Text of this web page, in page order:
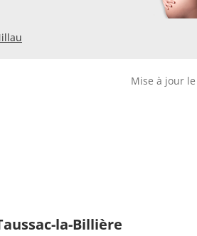
Mise à jour
la-Billière